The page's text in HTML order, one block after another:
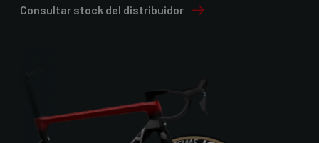
Consultar stock del distribuidor